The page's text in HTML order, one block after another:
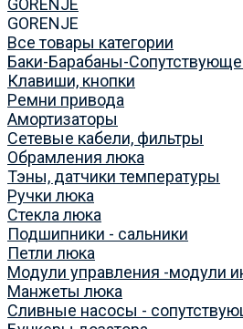
GORENJE
GORENJE
Все товары категории
Баки-Барабаны-
Клавиши, кнопки
Ремни привода
Амортизаторы
Сетевые кабели, фильтры
Обрамления люка
Тэны, датчики температуры
Ручки люка
Стекла люка
Подшипники - сальники
Петли люка
Модули управления -модули
Манжеты люка
Сливные насосы -